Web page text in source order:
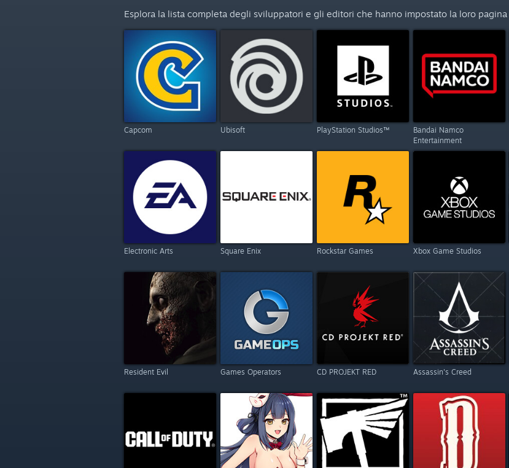
Esplora la lista completa degli sviluppatori e gli editori che hanno impostato la loro pagina
Capcom Ubisoft PlayStation Studios™
Bandai Namco
Entertainment
Electronic Arts Square Enix Rockstar Games Xbox Game Studios
Resident Evil Games Operators CD PROJEKT RED Assassin's Creed